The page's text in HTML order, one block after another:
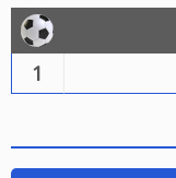
1